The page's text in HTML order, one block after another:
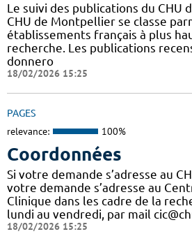
Le suivi des publications du CHU
CHU de Montpellier se classe
établissements français à plus
recherche. Les publications
donnero
18/02/2026 15:25
PAGES
relevance: 100%
Coordonnées
Si votre demande s’adresse au
votre demande s’adresse au
Clinique dans les cadre de la
lundi au vendredi, par mail
18/02/2026 15:25